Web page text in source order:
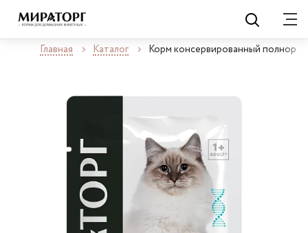
Главная Каталог Корм консервированный